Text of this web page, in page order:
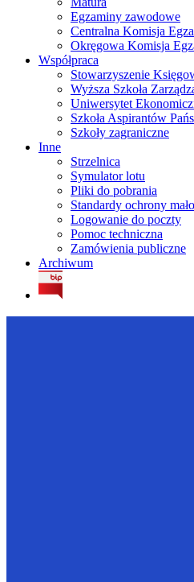
Egzaminy zawodowe
Centralna Komisja
Okręgowa Komisja
Współpraca
Stowarzyszenie
Wyższa Szkoła
Uniwersytet
Szkoła Aspirantów
Szkoły zagraniczne
Inne
Strzelnica
Symulator lotu
Pliki do pobrania
Standardy ochrony
Logowanie do poczty
Pomoc techniczna
Zamówienia publiczne
Archiwum